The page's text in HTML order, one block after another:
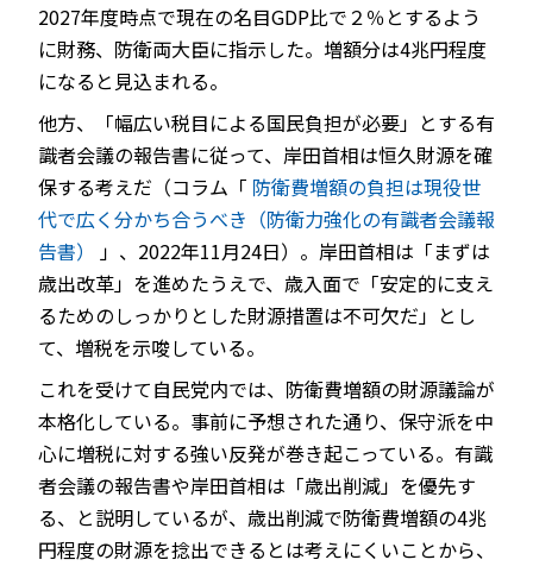
2027年度時点で現在の名目GDP比で２％とするよう
に財務、防衛両大臣に指示した。増額分は4兆円程度
になると見込まれる。
他方、「幅広い税目による国民負担が必要」とする有
識者会議の報告書に従って、岸田首相は恒久財源を確
保する考えだ（コラム「 防衛費増額の負担は現役世
代で広く分かち合うべき（防衛力強化の有識者会議報
告書） 」、2022年11月24日）。岸田首相は「まずは
歳出改革」を進めたうえで、歳入面で「安定的に支え
るためのしっかりとした財源措置は不可欠だ」とし
て、増税を示唆している。
これを受けて自民党内では、防衛費増額の財源議論が
本格化している。事前に予想された通り、保守派を中
心に増税に対する強い反発が巻き起こっている。有識
者会議の報告書や岸田首相は「歳出削減」を優先す
る、と説明しているが、歳出削減で防衛費増額の4兆
円程度の財源を捻出できるとは考えにくいことから、